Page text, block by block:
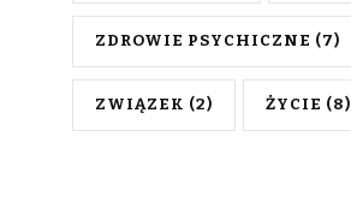
ZDROWIE PSYCHICZNE (7)
ZWIĄZEK (2) ŻYCIE (8)